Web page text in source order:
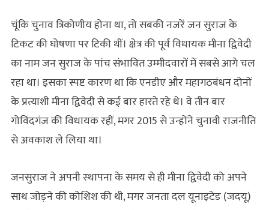
चूंकि चुनाव त्रिकोणीय होना था, तो सबकी नजरें जन सुराज के
टिकट की घोषणा पर टिकी थीं। क्षेत्र की पूर्व विधायक मीना द्विवेदी
का नाम जन सुराज के पांच संभावित उम्मीदवारों में सबसे आगे चल
रहा था। इसका स्पष्ट कारण था कि एनडीए और महागठबंधन दोनों
के प्रत्याशी मीना द्विवेदी से कई बार हारते रहे थे। वे तीन बार
गोविंदगंज की विधायक रहीं, मगर 2015 से उन्होंने चुनावी राजनीति
से अवकाश ले लिया था।
जनसुराज ने अपनी स्‍थापना के समय से ही मीना द्विवेदी को अपने
साथ जोड़ने की कोशिश की थी, मगर जनता दल यूनाइटेड (जदयू)